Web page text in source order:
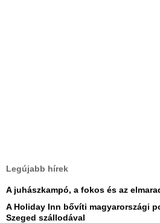
Legújabb hírek
A juhászkampó, a fokos és az
A Holiday Inn bővíti magyarországi
Szeged szállodával